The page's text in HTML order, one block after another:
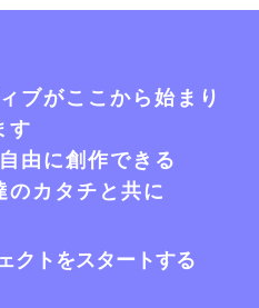
ブがここから始まり
す
由に創作できる
カタチと共に
クトをスタートする